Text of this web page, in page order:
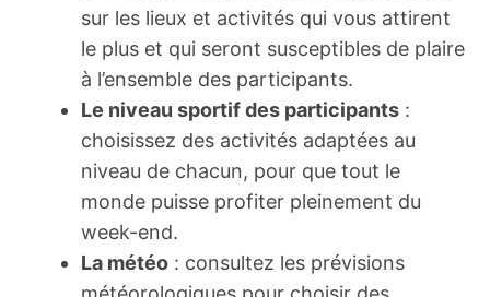
sur les lieux et activités qui vous attirent
le plus et qui seront susceptibles de plaire
à l’ensemble des participants.
Le niveau sportif des participants :
choisissez des activités adaptées au
niveau de chacun, pour que tout le
monde puisse profiter pleinement du
week-end.
La météo : consultez les prévisions